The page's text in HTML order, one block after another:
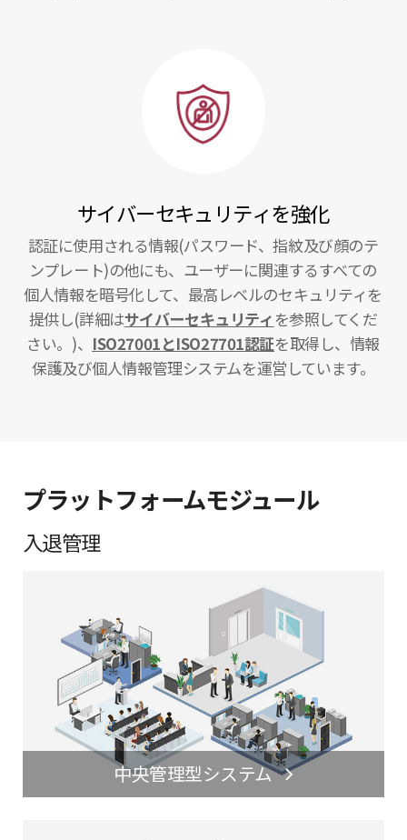
サイバーセキュリティを強化
認証に使用される情報(パスワード、指紋及び顔のテ
ンプレート)の他にも、ユーザーに関連するすべての
個人情報を暗号化して、最高レベルのセキュリティを
提供し(詳細はサイバーセキュリティ を参照してくだ
さい。)、 ISO27001とISO27701認証を取得し、情報
保護及び個人情報管理システムを運営しています。
プラットフォームモジュール
入退管理
中央管理型システム